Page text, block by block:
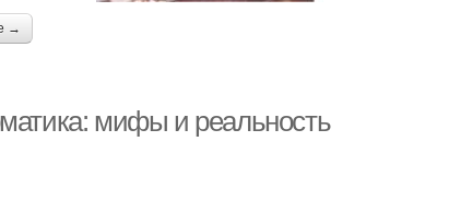
→
мифы и реальность